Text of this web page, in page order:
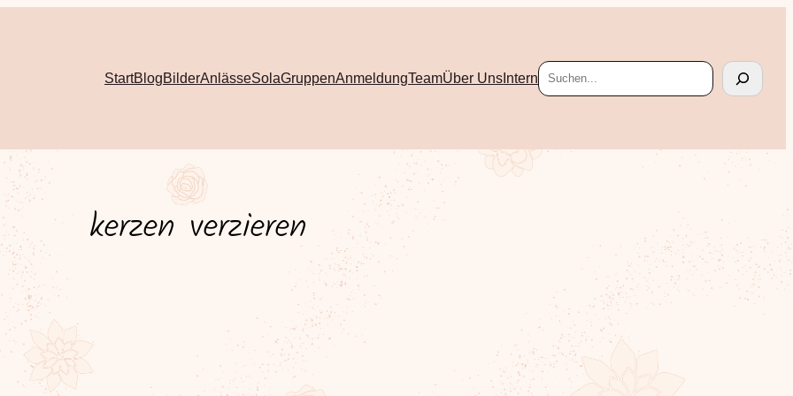
StartBlogBilderAnlässeSolaGruppenAnmeldungTeamÜber Uns InternSuchen
kerzen verzieren